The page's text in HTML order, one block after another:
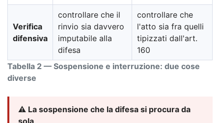
Tabella 2 — Sospensione e interruzione: due cose
diverse
Verifica
difensiva
controllare che il
rinvio sia davvero
imputabile alla
difesa
controllare che
l'atto sia fra quelli
tipizzati dall'art.
160
⚠️ La sospensione che la difesa si procura da
sola